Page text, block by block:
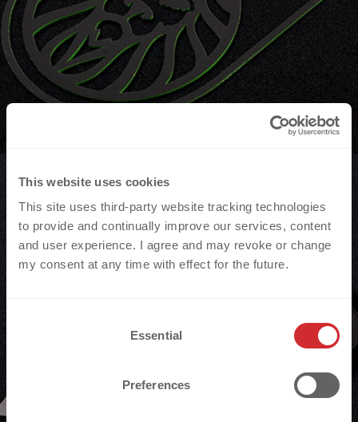
This website uses cookies
This site uses third-party website tracking technologies
to provide and continually improve our services, content
and user experience. I agree and may revoke or change
my consent at any time with effect for the future.
e
n
Essential
Preferences
du logo en 3D, le rendant unique.
contrefaçon en ajoutant à vos logos un effet